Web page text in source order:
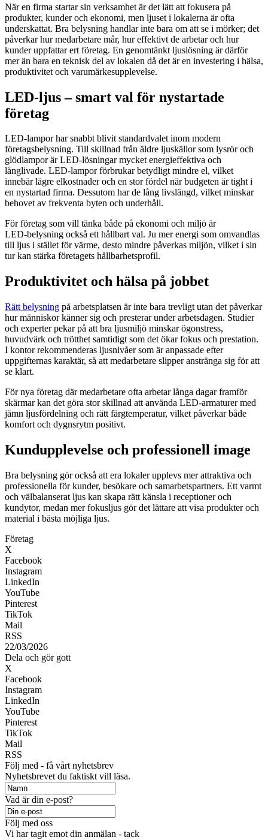
När en firma startar sin verksamhet är det lätt att fokusera på
produkter, kunder och ekonomi, men ljuset i lokalerna är ofta
underskattat. Bra belysning handlar inte bara om att se i mörker; det
påverkar hur medarbetare mår, hur effektivt de arbetar och hur
kunder uppfattar ert företag. En genomtänkt ljuslösning är därför
mer än bara en teknisk del av lokalen då det är en investering i hälsa,
produktivitet och varumärkesupplevelse.
LED‑ljus – smart val för nystartade
företag
LED‑lampor har snabbt blivit standardvalet inom modern
företagsbelysning. Till skillnad från äldre ljuskällor som lysrör och
glödlampor är LED‑lösningar mycket energieffektiva och
långlivade. LED‑lampor förbrukar betydligt mindre el, vilket
innebär lägre elkostnader och en stor fördel när budgeten är tight i
en nystartad firma. Dessutom har de lång livslängd, vilket minskar
behovet av frekventa byten och underhåll.
För företag som vill tänka både på ekonomi och miljö är
LED‑belysning också ett hållbart val. Ju mer energi som omvandlas
till ljus i stället för värme, desto mindre påverkas miljön, vilket i sin
tur kan stärka företagets hållbarhetsprofil.
Produktivitet och hälsa på jobbet
Rätt belysning på arbetsplatsen är inte bara trevligt utan det påverkar
hur människor känner sig och presterar under arbetsdagen. Studier
och experter pekar på att bra ljusmiljö minskar ögonstress,
huvudvärk och trötthet samtidigt som det ökar fokus och prestation.
I kontor rekommenderas ljusnivåer som är anpassade efter
uppgifternas karaktär, så att medarbetare slipper anstränga sig för att
se klart.
För nya företag där medarbetare ofta arbetar långa dagar framför
skärmar kan det göra stor skillnad att använda LED‑armaturer med
jämn ljusfördelning och rätt färgtemperatur, vilket påverkar både
komfort och dygnsrytm positivt.
Kundupplevelse och professionell image
Bra belysning gör också att era lokaler upplevs mer attraktiva och
professionella för kunder, besökare och samarbetspartners. Ett varmt
och välbalanserat ljus kan skapa rätt känsla i receptioner och
kundytor, medan mer fokusljus gör det lättare att visa produkter och
material i bästa möjliga ljus.
Företag
X
Facebook
Instagram
LinkedIn
YouTube
Pinterest
TikTok
Mail
RSS
22/03/2026
Dela och gör gott
X
Facebook
Instagram
LinkedIn
YouTube
Pinterest
TikTok
Mail
RSS
Följ med - få vårt nyhetsbrev
Nyhetsbrevet du faktiskt vill läsa.
Vad är din e-post?
Följ med oss
Vi har tagit emot din anmälan - tack